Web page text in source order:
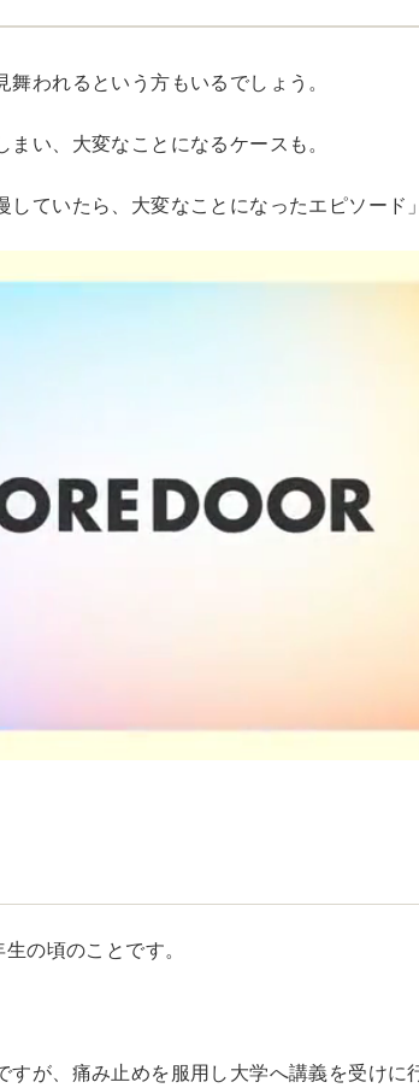
われるという方もいるでしょう。
い、大変なことになるケースも。
ていたら、大変なことになったエピソード
の頃のことです。
が、痛み止めを服用し大学へ講義を受けに